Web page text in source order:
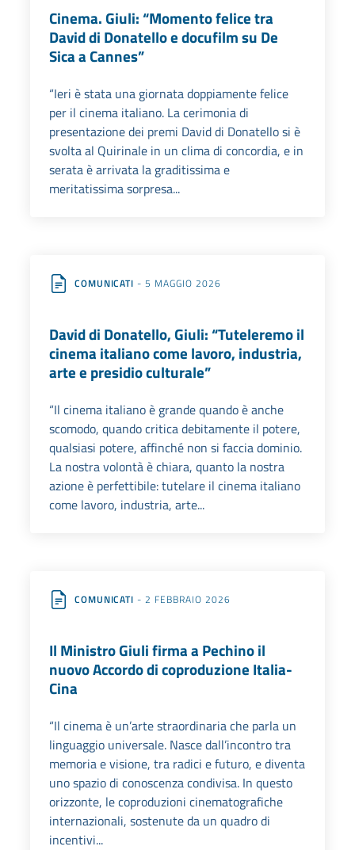
Cinema. Giuli: “Momento felice tra
David di Donatello e docufilm su De
Sica a Cannes”
“Ieri è stata una giornata doppiamente felice
per il cinema italiano. La cerimonia di
presentazione dei premi David di Donatello si è
svolta al Quirinale in un clima di concordia, e in
serata è arrivata la graditissima e
meritatissima sorpresa...
COMUNICATI - 5 MAGGIO 2026
David di Donatello, Giuli: “Tuteleremo il
cinema italiano come lavoro, industria,
arte e presidio culturale”
“Il cinema italiano è grande quando è anche
scomodo, quando critica debitamente il potere,
qualsiasi potere, affinché non si faccia dominio.
La nostra volontà è chiara, quanto la nostra
azione è perfettibile: tutelare il cinema italiano
come lavoro, industria, arte...
COMUNICATI - 2 FEBBRAIO 2026
Il Ministro Giuli firma a Pechino il
nuovo Accordo di coproduzione Italia-
Cina
“Il cinema è un’arte straordinaria che parla un
linguaggio universale. Nasce dall’incontro tra
memoria e visione, tra radici e futuro, e diventa
uno spazio di conoscenza condivisa. In questo
orizzonte, le coproduzioni cinematografiche
internazionali, sostenute da un quadro di
incentivi...